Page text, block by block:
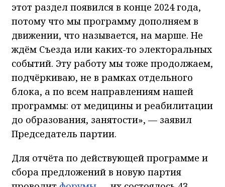
этот раздел появился в конце 2024 года,
потому что мы программу дополняем в
движении, что называется, на марше. Не
ждём Съезда или каких-то электоральных
событий. Эту работу мы тоже продолжаем,
подчёркиваю, не в рамках отдельного
блока, а по всем направлениям нашей
программы: от медицины и реабилитации
до образования, занятости», — заявил
Председатель партии.
Для отчёта по действующей программе и
сбора предложений в новую партия